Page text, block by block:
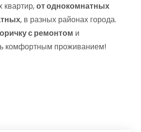
квартир,от однокомнатных
, в разных районах города.
с ремонтом и
комфортным проживанием!